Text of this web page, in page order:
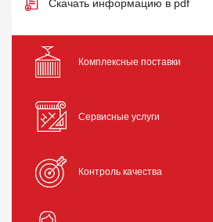
Скачать информацию в pdf
Комплексные поставки
Сервисные услуги
Контроль качества